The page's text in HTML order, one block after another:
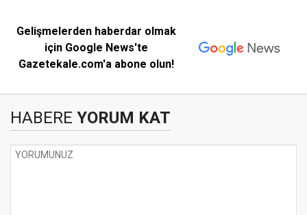
Gelişmelerden haberdar olmak
için Google News'te
Gazetekale.com'a abone olun!
HABERE YORUM KAT